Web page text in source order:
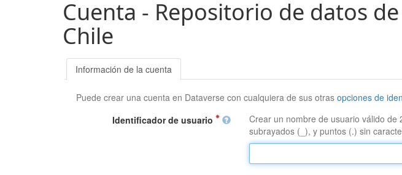
Cuenta - Repositorio de datos
Chile
Información de la cuenta
Puede crear una cuenta en Dataverse con cualquiera de sus otrasopciones de
Identificador de usuario
Crear un nombre de usuario válido
subrayados (_), y puntos (.) sin